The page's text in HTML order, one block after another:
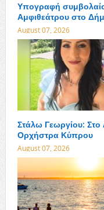
Υπογραφή
Αμφιθεάτρου στο
August 07, 2026
Στάλω Γεωργίου: Στο
Ορχήστρα Κύπρου
August 07, 2026